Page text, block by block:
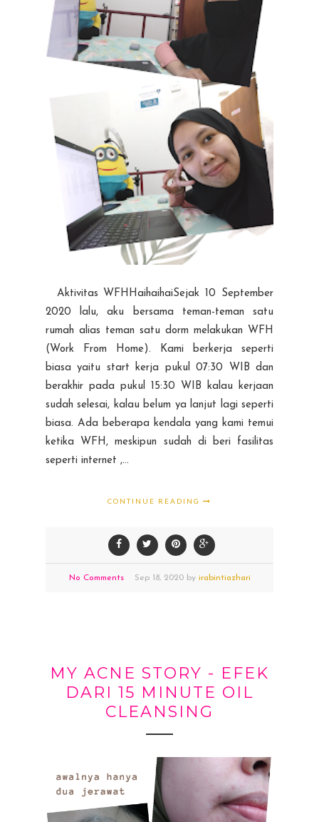
Aktivitas WFHHaihaihaiSejak 10 September
2020 lalu, aku bersama teman-teman satu
rumah alias teman satu dorm melakukan WFH
(Work From Home). Kami berkerja seperti
biasa yaitu start kerja pukul 07:30 WIB dan
berakhir pada pukul 15:30 WIB kalau kerjaan
sudah selesai, kalau belum ya lanjut lagi seperti
biasa. Ada beberapa kendala yang kami temui
ketika WFH, meskipun sudah di beri fasilitas
seperti internet ,...
CONTINUE READING
No Comments Sep 18,2020 by irabintiazhari
MY ACNE STORY - EFEK
DARI 15 MINUTE OIL
CLEANSING